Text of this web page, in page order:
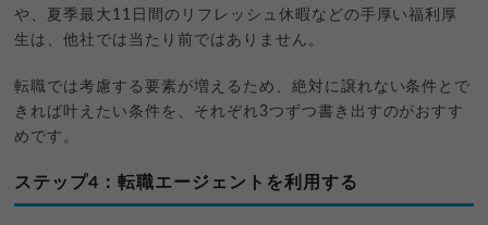
や、夏季最大11日間のリフレッシュ休暇などの手厚い福利厚
生は、他社では当たり前ではありません。
転職では考慮する要素が増えるため、絶対に譲れない条件とで
きれば叶えたい条件を、それぞれ3つずつ書き出すのがおすす
めです。
ステップ4：転職エージェントを利用する